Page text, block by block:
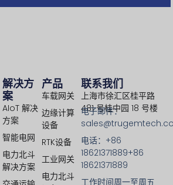
产品
车载网关
边缘计算
设备
RTK设备
工业网关
电力北斗
解决方
案
AIoT 解决
方案
智能电网
电力北斗
解决方案
联系我们
上海市徐汇区桂平路
481 号桂中园 18 号楼
电子邮件：
电话：+86
18621371889+86
18621371889
工作时间周一至周五